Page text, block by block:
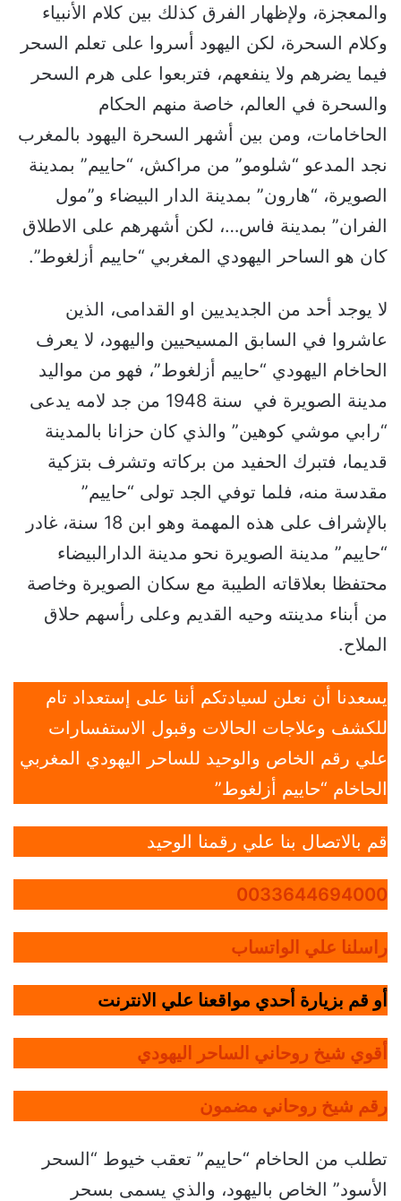
والمعجزة، ولإظهار الفرق كذلك بين كلام الأنبياء
وكلام السحرة، لكن اليهود أسروا على تعلم السحر
فيما يضرهم ولا ينفعهم، فتربعوا على هرم السحر
والسحرة في العالم، خاصة منهم الحكام
الحاخامات، ومن بين أشهر السحرة اليهود بالمغرب
نجد المدعو “شلومو” من مراكش، “حاييم” بمدينة
الصويرة، “هارون” بمدينة الدار البيضاء و”مول
الفران” بمدينة فاس…، لكن أشهرهم على الاطلاق
كان هو الساحر اليهودي المغربي “حاييم أزلغوط”.
لا يوجد أحد من الجديديين او القدامى، الذين
عاشروا في السابق المسيحيين واليهود، لا يعرف
الحاخام اليهودي “حاييم أزلغوط”، فهو من مواليد
مدينة الصويرة في سنة 1948 من جد لامه يدعى
“رابي موشي كوهين” والذي كان حزانا بالمدينة
قديما، فتبرك الحفيد من بركاته وتشرف بتزكية
مقدسة منه، فلما توفي الجد تولى “حاييم”
بالإشراف على هذه المهمة وهو ابن 18 سنة، غادر
“حاييم” مدينة الصويرة نحو مدينة الدارالبيضاء
محتفظا بعلاقاته الطيبة مع سكان الصويرة وخاصة
من أبناء مدينته وحيه القديم وعلى رأسهم حلاق
الملاح.
يسعدنا أن نعلن لسيادتكم أننا على إستعداد تام
للكشف وعلاجات الحالات وقبول الاستفسارات
علي رقم الخاص والوحيد للساحر اليهودي المغربي
الحاخام “حاييم أزلغوط”
قم بالاتصال بنا علي رقمنا الوحيد
0033644694000
راسلنا علي الواتساب
أو قم بزيارة أحدي مواقعنا علي الانترنت
أقوي شيخ روحاني الساحر اليهودي
رقم شيخ روحاني مضمون
تطلب من الحاخام “حاييم” تعقب خيوط “السحر
الأسود” الخاص باليهود، والذي يسمى بسحر